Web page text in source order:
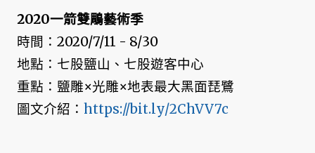
2020一箭雙鵰藝術季
時間：2020/7/11 - 8/30
地點：七股鹽山、七股遊客中心
重點：鹽雕×光雕×地表最大黑面琵鷺
圖文介紹： https://bit.ly/2ChVV7c